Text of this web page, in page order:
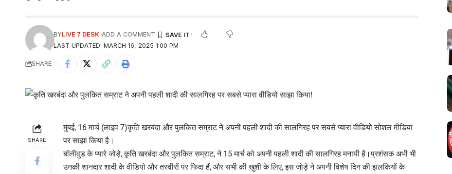
LAST UPDATED: MARCH 16, 2025 1:00 PM
BYLIVE 7 DESK ADD A COMMENT
SHARE
SHARE
मुंबई, 16 मार्च (लाइव 7)कृति खरबंदा और पुलकित सम्राट ने अपनी पहली शादी की सालगिरह पर सबसे प्यारा वीडियो सोशल मीडिया
पर साझा किया है।
बॉलीवुड के प्यारे जोड़े, कृति खरबंदा और पुलकित सम्राट, ने 15 मार्च को अपनी पहली शादी की सालगिरह मनायी है।प्रशंसक अभी भी
उनकी शानदार शादी के वीडियो और तस्वीरों पर फिदा हैं, और सभी की खुशी के लिए, इस जोड़े ने अपनी विशेष दिन की झलकियों के